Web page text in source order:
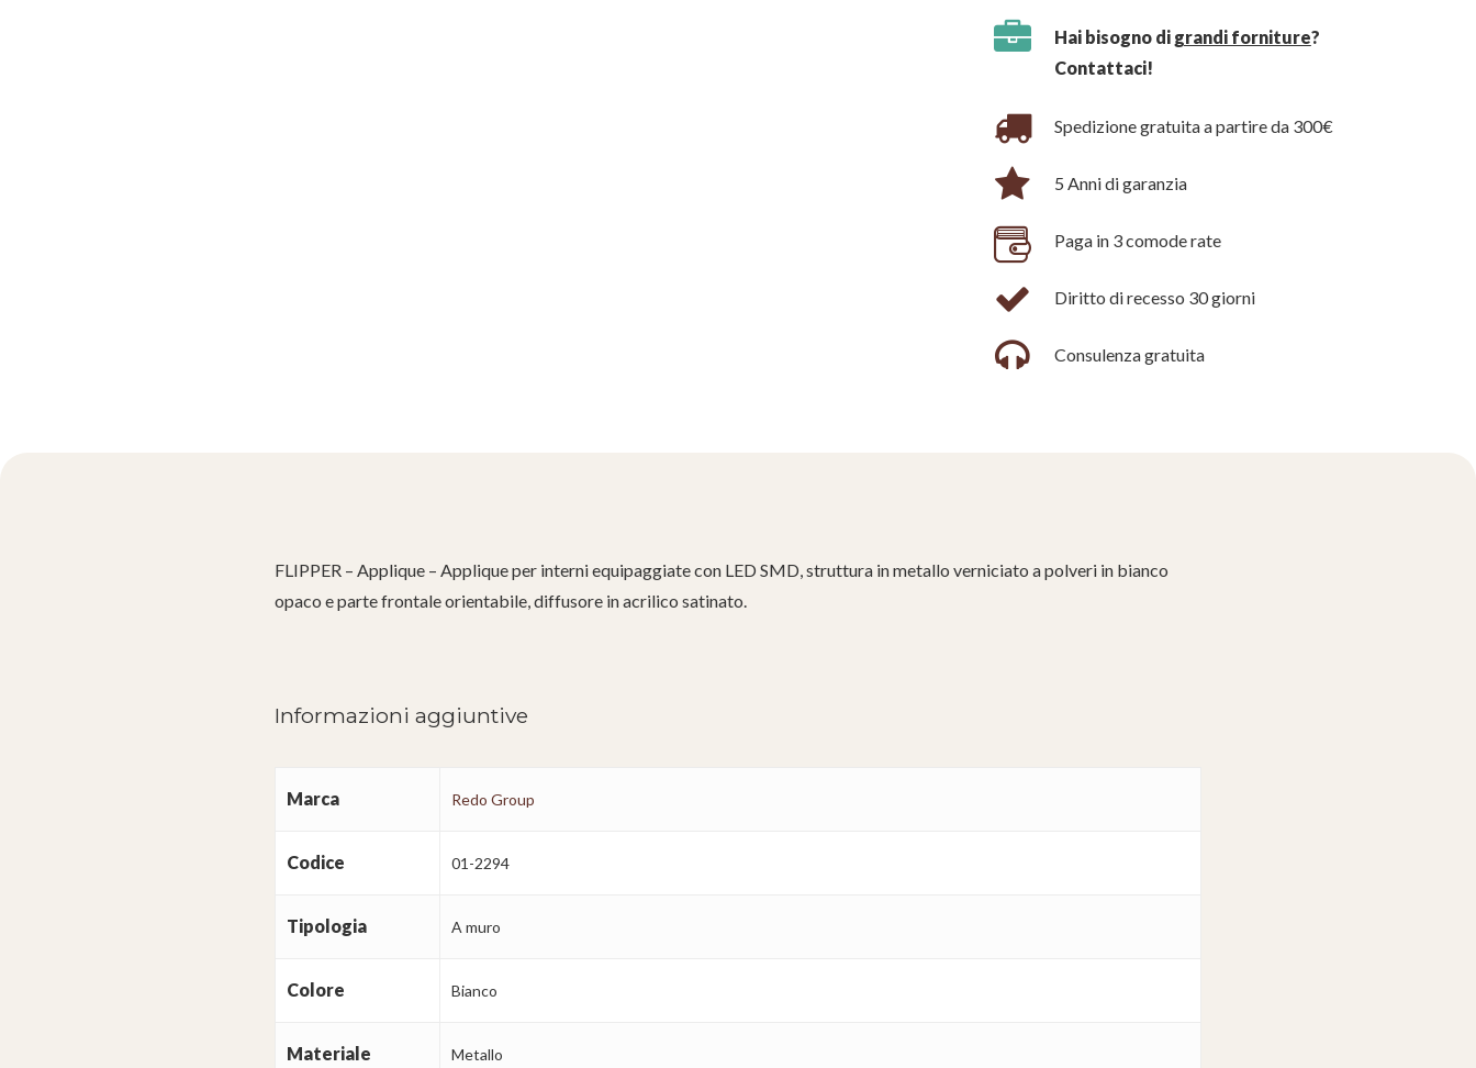
Hai bisogno di grandi forniture?
Contattaci!
Spedizione gratuita a partire da 300€
5 Anni di garanzia
Paga in 3 comode rate
Diritto di recesso 30 giorni
Consulenza gratuita
FLIPPER – Applique – Applique per interni equipaggiate con LED SMD, struttura in metallo verniciato a polveri in bianco
opaco e parte frontale orientabile, diffusore in acrilico satinato.
Informazioni aggiuntive
Marca Redo Group
Codice 01-2294
Tipologia A muro
Colore Bianco
Materiale Metallo